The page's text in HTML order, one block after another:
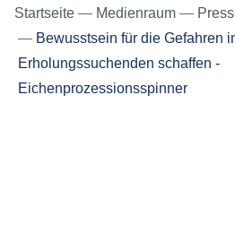
Startseite Medienraum
Bewusstsein für die Gefahren
Erholungssuchenden schaffen -
Eichenprozessionsspinner